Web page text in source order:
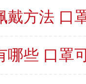
戴方法 口
哪些 口罩